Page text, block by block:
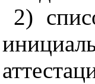
2)